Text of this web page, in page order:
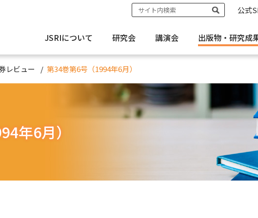
公式
JSRIについて 研究会 講演会 出版物・ 研究成
レビュー 第34巻第6号（1994年6月）
年6月）